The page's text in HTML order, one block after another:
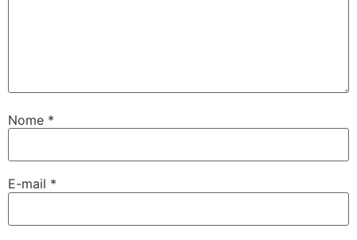
Nome *
E-mail *